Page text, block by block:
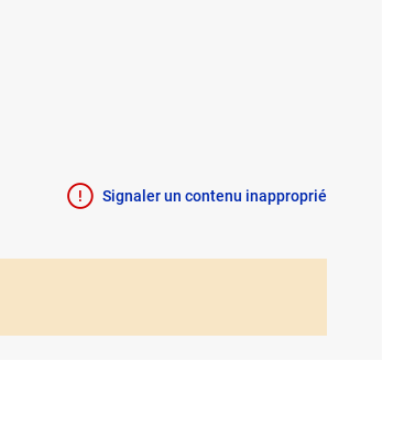
Signaler un contenu inapproprié